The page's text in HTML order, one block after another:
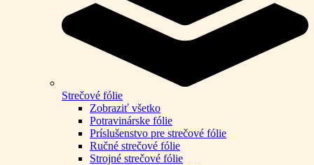
Strečové fólie
Zobraziť všetko
Potravinárske fólie
Príslušenstvo pre strečové fólie
Ručné strečové fólie
Strojné strečové fólie